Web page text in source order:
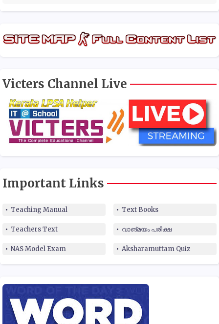
Victers Channel Live
Important Links
Teaching Manual Text Books
Teachers Text വാങ്മയം പരീക്ഷ
NAS Model Exam Aksharamuttam Quiz